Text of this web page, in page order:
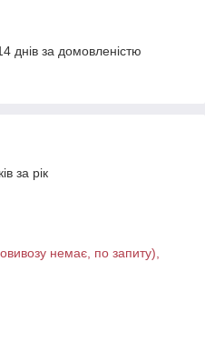
днів за домовленістю
за рік
немає, по запиту),